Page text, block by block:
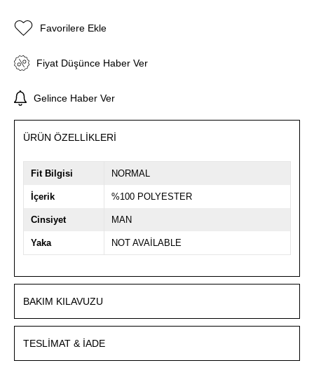
Favorilere Ekle
Fiyat Düşünce Haber Ver
Gelince Haber Ver
ÜRÜN ÖZELLIKLERI
Fit Bilgisi NORMAL
İçerik %100 POLYESTER
Cinsiyet MAN
Yaka NOT AVAİLABLE
BAKIM KILAVUZU
TESLIMAT & İADE